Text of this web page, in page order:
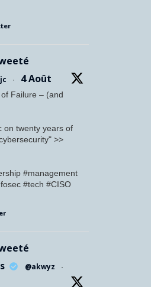
· 4 Août
Failure – (and
on twenty years of
>>
#management
#tech #CISO
@akwyz ·